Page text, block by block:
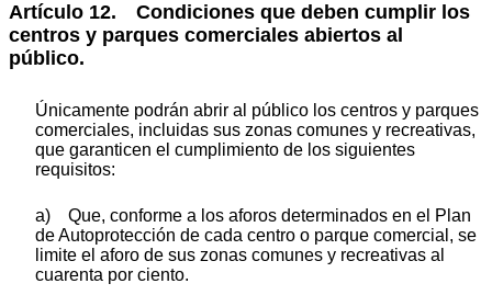
Artículo 12. Condiciones que deben cumplir los
centros y parques comerciales abiertos al
público.
Únicamente podrán abrir al público los centros y parques
comerciales, incluidas sus zonas comunes y recreativas,
que garanticen el cumplimiento de los siguientes
requisitos:
a) Que, conforme a los aforos determinados en el Plan
de Autoprotección de cada centro o parque comercial, se
limite el aforo de sus zonas comunes y recreativas al
cuarenta por ciento.